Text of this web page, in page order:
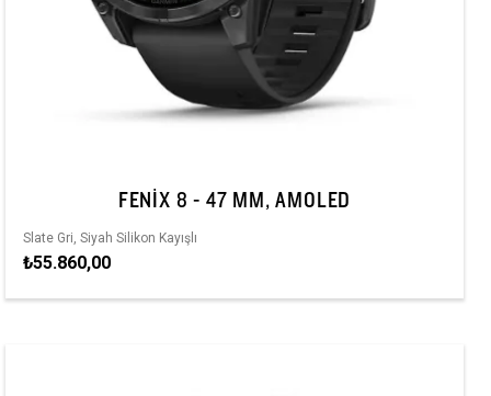
FENIX 8 - 47 MM, AMOLED
Slate Gri, Siyah Silikon Kayışlı
₺55.860,00